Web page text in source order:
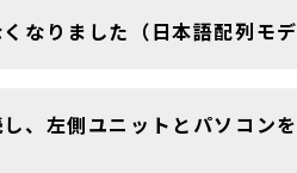
なりました（日本語配列モ
、左側ユニットとパソコン